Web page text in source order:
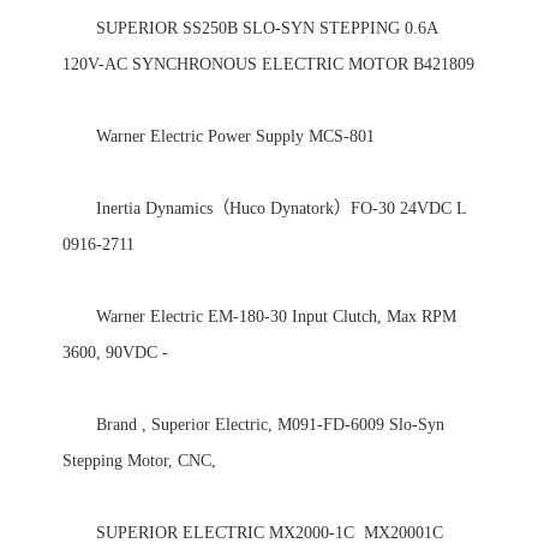
SUPERIOR SS250B SLO-SYN STEPPING 0.6A
120V-AC SYNCHRONOUS ELECTRIC MOTOR B421809
Warner Electric Power Supply MCS-801
Inertia Dynamics（Huco Dynatork）FO-30 24VDC L
0916-2711
Warner Electric EM-180-30 Input Clutch, Max RPM
3600, 90VDC -
Brand , Superior Electric, M091-FD-6009 Slo-Syn
Stepping Motor, CNC,
SUPERIOR ELECTRIC MX2000-1C  MX20001C